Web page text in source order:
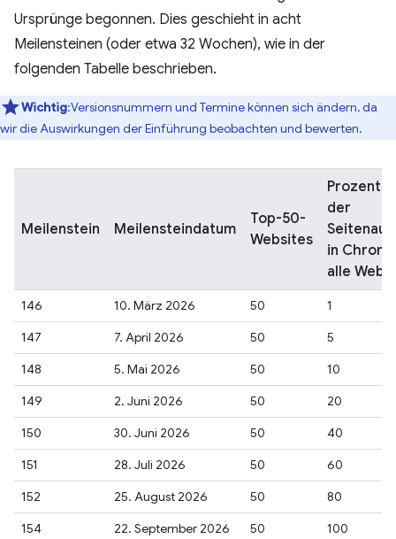
Ursprünge begonnen. Dies geschieht in acht
Meilensteinen (oder etwa 32 Wochen), wie in der
folgenden Tabelle beschrieben.
Wichtig:Versionsnummern und Termine können sich ändern, da
wir die Auswirkungen der Einführung beobachten und bewerten.
Meilenstein Meilensteindatum
Top-50-
Websites
der
in
alle
146 10. März 2026 50
1
147
7. April 2026 50
5
148
5. Mai 2026 50
10
149
2. Juni 2026 50
20
150
30. Juni 2026 50
40
151
28. Juli 2026 50
60
152
25. August 2026 50
80
154
22. September 2026 50 100